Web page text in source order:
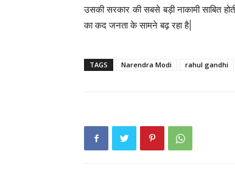
उसकी सरकार की सबसे बड़ी नाकामी साबित
का कद जनता के सामने बढ़ रहा है|
TAGS Narendra Modi rahul gandhi